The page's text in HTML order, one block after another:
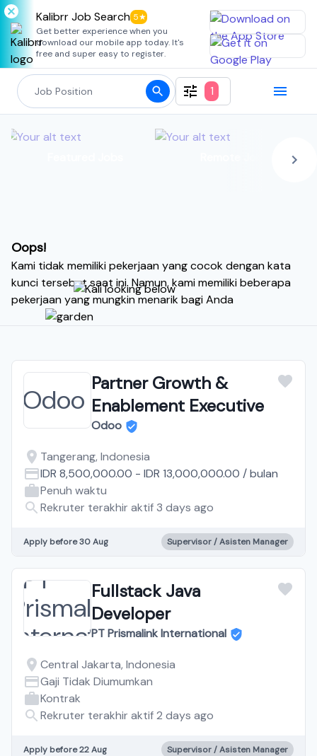
Kalibrr Job Search 5★
Get better experience when you
download our mobile app today. It's
free and super easy to register.
1
Oops!
Kami tidak memiliki pekerjaan yang cocok dengan kata
kunci tersebut saat ini. Namun, kami memiliki beberapa
pekerjaan yang mungkin menarik bagi Anda
Partner Growth &
Enablement Executive
Odoo
Tangerang, Indonesia
IDR 8,500,000.00 - IDR 13,000,000.00 /bulan
Penuh waktu
Rekruter terakhir aktif 3 days ago
Apply before 30 Aug Supervisor / Asisten Manager
Fullstack Java
Developer
PT Prismalink International
Central Jakarta, Indonesia
Gaji Tidak Diumumkan
Kontrak
Rekruter terakhir aktif 2 days ago
Apply before 22 Aug Supervisor / Asisten Manager